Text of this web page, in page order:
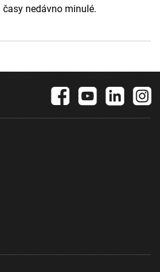
nedávno minulé.